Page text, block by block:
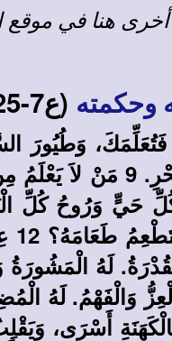
أخرى هنا في موقع
وحكمته (ع7-25):